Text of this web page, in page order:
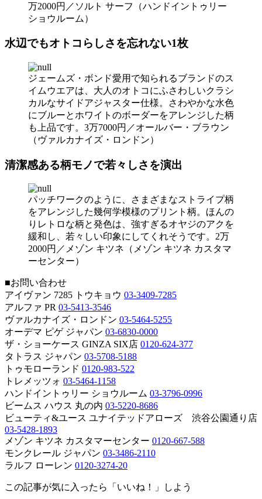
万2000円／ソルト サーフ（ハンドイントゥリー
ショウルーム）
水辺でもオトコらしさを忘れない1枚
ジェームズ・ボンド愛用で知られるブランドのス
イムウエアは、大人のオトコにふさわしいクラシ
カルなサイドアジャスター仕様。さわやかな水色
にブルーとホワイトのボーダーをアレンジした柄
も上品です。3万7000円／オールバー・ブラウン
（ヴァルカナイズ・ロンドン）
清潔感ある柄モノで若々しさを演出
パッチワークのように、さまざまなストライプ柄
をアレンジした幾何学模様のプリント柄。ほんの
りレトロな柄と発色は、強すぎるオヤジのアクを
緩和し、若々しい印象にしてくれそうです。2万
2000円／メゾン キツネ（メゾン キツネ カスタマ
ーセンター）
■お問い合わせ
アイヴァン 7285 トウキョウ 03-3409-7285
アルファ PR 03-5413-3546
ヴァルカナイズ・ロンドン 03-5464-5255
オーデマ ピゲ ジャパン 03-6830-0000
ザ・ショーケース GINZA SIX店 0120-624-377
タトラス ジャパン 03-5708-5188
トゥモローランド 0120-983-522
トレメッツォ 03-5464-1158
ハンドイントゥリー ショウルーム 03-3796-0996
ビームス ハウス 丸の内 03-5220-8686
ビューティ&ユース ユナイテッドアローズ 渋谷公園通り店
03-5428-1893
メゾン キツネ カスタマーセンター 0120-667-588
モンクレール ジャパン 03-3486-2110
ラルフ ローレン 0120-3274-20
この記事が気に入ったら「いいね！」しよう